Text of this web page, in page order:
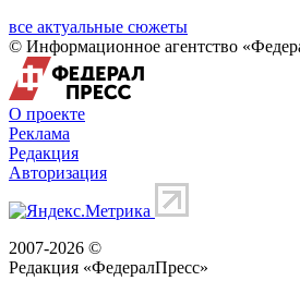
все актуальные сюжеты
© Информационное агентство
О проекте
Реклама
Редакция
Авторизация
2007-2026 ©
Редакция «ФедералПресс»